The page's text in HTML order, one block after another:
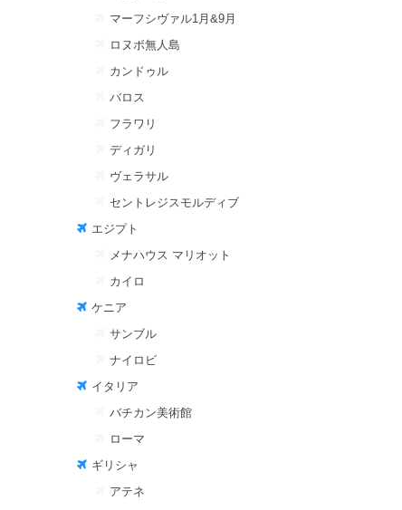
マーフシヴァル1月&9月
ロヌボ無人島
カンドゥル
バロス
フラワリ
ディガリ
ヴェラサル
セントレジスモルディブ
エジプト
メナハウス マリオット
カイロ
ケニア
サンブル
ナイロビ
イタリア
バチカン美術館
ローマ
ギリシャ
アテネ